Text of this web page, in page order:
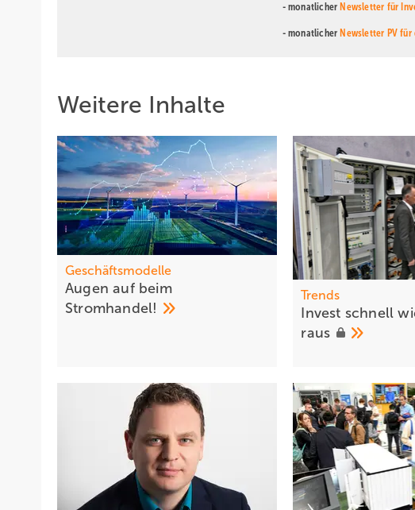
- monatlicher Newsletter für
- monatlicher Newsletter PV
Weitere Inhalte
Geschäftsmodelle
Augen auf bei m
Stromhandel!
Trends
Invest schnell
raus